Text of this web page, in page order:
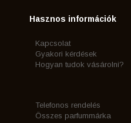
Hasznos információk
Kapcsolat
Gyakori kérdések
Hogyan tudok vásárolni?
Telefonos rendelés
Összes parfummárka